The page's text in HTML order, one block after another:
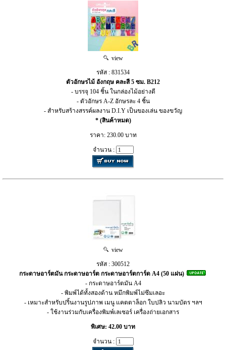
view
รหัส : 831534
ตัวอักษรไม้ อังกฤษ คละสี 5 ซม. B212
- บรรจุ 104 ชิ้น ในกล่องไม้อย่างดี
- ตัวอักษร A-Z อักษรละ 4 ชิ้น
- สำหรับสร้างสรรค์ผลงาน D.I.Y เป็นของเล่น ของขวัญ
* (สินค้าหมด)
ราคา: 230.00 บาท
จำนวน :
view
รหัส : 300512
กระดาษอาร์ตมัน กระดาษอาร์ต กระดาษอาร์ตการ์ด A4 (50 แผ่น)
- กระดาษอาร์ตมัน A4
- พิมพ์ได้ทั้งสองด้าน หมึกพิมพ์ไม่ซึมเลอะ
- เหมาะสำหรับปริ้นงานรูปภาพ เมนู แคตตาล็อก ใบปลิว นามบัตร ฯลฯ
- ใช้งานร่วมกับเครื่องพิมพ์เลเซอร์ เครื่องถ่ายเอกสาร
พิเศษ: 42.00 บาท
จำนวน :